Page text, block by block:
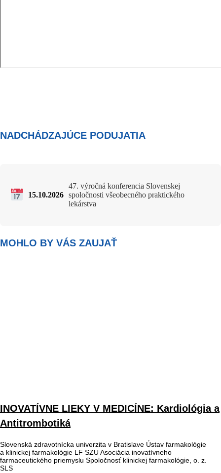
NADCHÁDZAJÚCE PODUJATIA
15.10.2026
47. výročná konferencia Slovenskej
spoločnosti všeobecného praktického
lekárstva
MOHLO BY VÁS ZAUJAŤ
INOVATÍVNE LIEKY V MEDICÍNE: Kardiológia a
Antitrombotiká
Slovenská zdravotnícka univerzita v Bratislave Ústav farmakológie
a klinickej farmakológie LF SZU Asociácia inovatívneho
farmaceutického priemyslu Spoločnosť klinickej farmakológie, o. z.
SLS